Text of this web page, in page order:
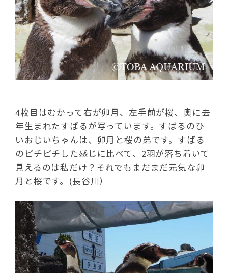
4枚目はむかって右が卯月、左手前が桜、奥に去
年生まれたすばるが写っています。すばるのひ
いおじいちゃんは、卯月と桜の弟です。すばる
のピチピチした感じに比べて、2羽が落ち着いて
見えるのは私だけ？それでもまだまだ元気な卯
月と桜です。(長谷川）